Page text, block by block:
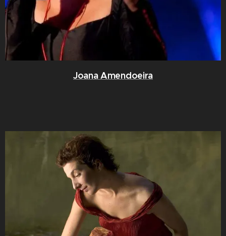
Joana Amendoeira